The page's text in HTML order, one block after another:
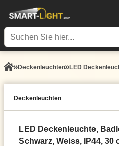
Decken­leuchten LED
Decken­leuchten
LED Deckenleuchte,
Schwarz, Weiss, IP44, 30